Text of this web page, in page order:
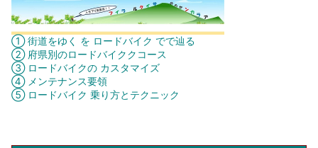
① 街道をゆく を ロードバイク でで辿る
② 府県別のロードバイククコース
③ ロードバイクの カスタマイズ
④ メンテナンス要領
⑤ ロードバイク 乗り方とテクニック